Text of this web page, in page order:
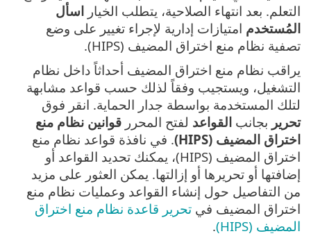
التعلم. بعد انتهاء الصلاحية، يتطلب الخيار اسأل
المُستخدم امتيازات إدارية لإجراء تغيير على وضع
تصفية نظام منع اختراق المضيف (HIPS).
يراقب نظام منع اختراق المضيف أحداثاً داخل نظام
التشغيل، ويستجيب وفقاً لذلك حسب قواعد مشابهة
لتلك المستخدمة بواسطة جدار الحماية. انقر فوق
تحرير بجانب القواعد لفتح المحرر قوانين نظام منع
اختراق المضيف (HIPS)
. في نافذة قواعد نظام منع
اختراق المضيف (HIPS)، يمكنك تحديد القواعد أو
إضافتها أو تحريرها أو إزالتها. يمكن العثور على مزيد
من التفاصيل حول إنشاء القواعد وعمليات نظام منع
اختراق المضيف في تحرير قاعدة نظام منع اختراق
المضيف (HIPS)
.